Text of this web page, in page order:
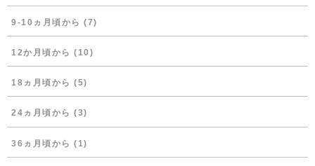
9-10ヵ月頃から (7)
12か月頃から (10)
18ヵ月頃から (5)
24ヵ月頃から (3)
36ヵ月頃から (1)